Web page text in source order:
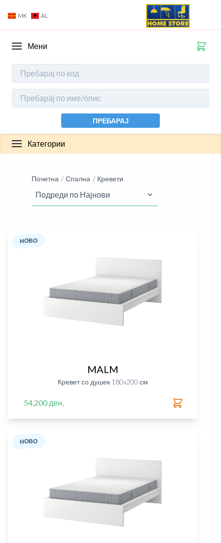
MK AL
Мени
ПРЕБАРАЈ
Категории
Почетна Спална Кревети
НОВО
MALM
Кревет со душек 180x200 см
54,200 ден.
НОВО